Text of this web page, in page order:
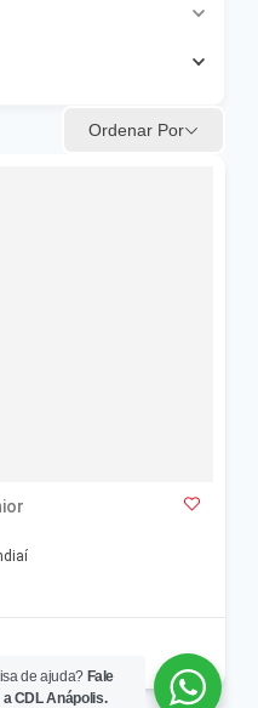
Ordenar Por
de ajuda? Fale
CDL Anápolis.